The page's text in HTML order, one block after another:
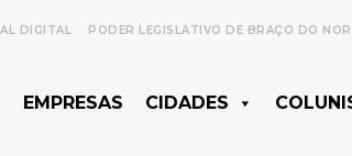
DIGITAL PODER LEGISLATIVO DE BRAÇO DO
EMPRESAS CIDADES